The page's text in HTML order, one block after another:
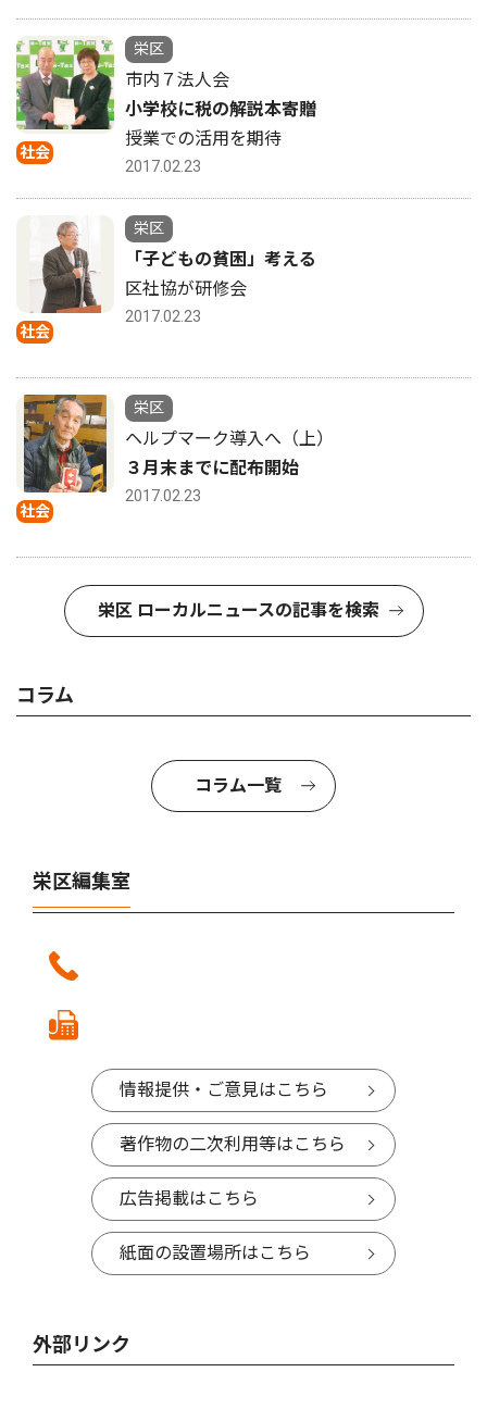
社会
栄区
市内７法人会
小学校に税の解説本寄贈
授業での活用を期待
2017.02.23
社会
栄区
「子どもの貧困」考える
区社協が研修会
2017.02.23
社会
栄区
ヘルプマーク導入へ（上）
３月末までに配布開始
2017.02.23
栄区 ローカルニュースの記事を検索
コラム
コラム一覧
栄区編集室
情報提供・ご意見はこちら
著作物の二次利用等はこちら
広告掲載はこちら
紙面の設置場所はこちら
外部リンク